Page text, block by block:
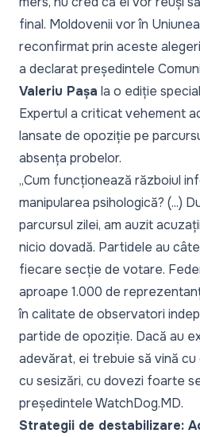
final. Moldovenii vor în
reconfirmat prin aceste
a declarat președintele
Valeriu Pașa la o ediție
Expertul a criticat vehement
lansate de opoziție pe
absența probelor.
„Cum funcționează războiul
manipularea psihologică? (...)
parcursul zilei, am auzit
nicio dovadă. Partidele au
fiecare secție de votare.
aproape 1.000 de
în calitate de observatori
partide de opoziție. Dacă au
adevărat, ei trebuie să vină
cu sesizări, cu dovezi foarte
președintele WatchDog.MD.
Strategii de destabilizare: